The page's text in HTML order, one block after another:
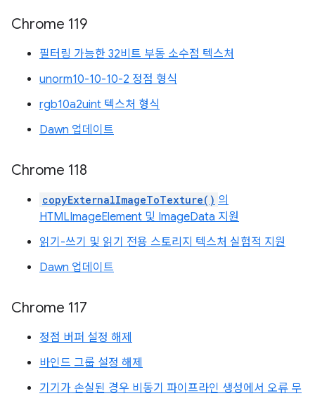
Chrome 119
필터링 가능한 32비트 부동 소수점 텍스처
unorm10-10-10-2 정점 형식
rgb10a2uint 텍스처 형식
Dawn 업데이트
Chrome 118
copyExternalImageToTexture() 의
HTMLImageElement 및 ImageData 지원
읽기-쓰기 및 읽기 전용 스토리지 텍스처 실험적 지원
Dawn 업데이트
Chrome 117
정점 버퍼 설정 해제
바인드 그룹 설정 해제
기기가 손실된 경우 비동기 파이프라인 생성에서 오류 무